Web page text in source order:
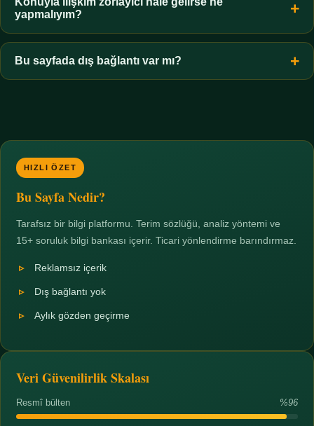
zorunluluktur.
yapmalıyım?
Zaman sınırı koyun, harcadığınız süreyi ölçün ve gerekirse
profesyonel destek alın. Türkiye'de ücretsiz danışma hatları
mevcuttur; yardım istemek güçlü bir adımdır.
Bu sayfada dış bağlantı var mı?
HIZLI ÖZET
Bu Sayfa Nedir?
Tarafsız bir bilgi platformu. Terim sözlüğü, analiz yöntemi ve
15+ soruluk bilgi bankası içerir. Ticari yönlendirme barındırmaz.
Reklamsız içerik
Dış bağlantı yok
Aylık gözden geçirme
Veri Güvenilirlik Skalası
Resmî bülten %96